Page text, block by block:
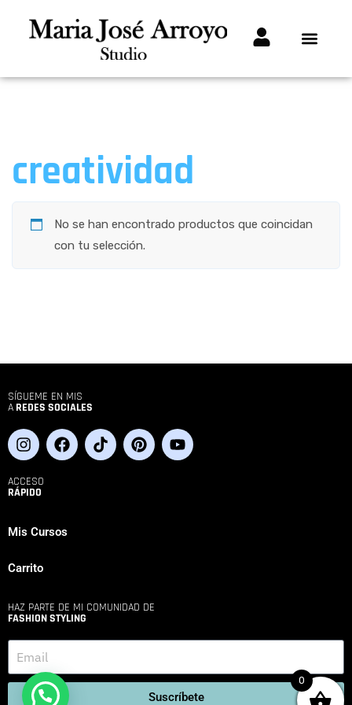
creatividad
No se han encontrado productos que coincidan
con tu selección.
SÍGUEME EN MIS
AREDES SOCIALES
ACCESO
RÁPIDO
Mis Cursos
Carrito
HAZ PARTE DE MI COMUNIDAD DE
FASHION STYLING
Suscríbete
0